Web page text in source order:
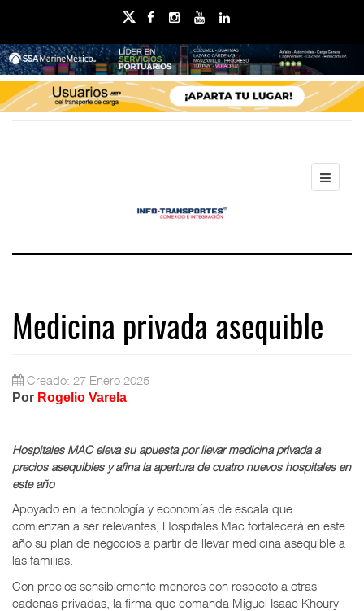
Medicina privada asequible
Creado: 27 Enero 2025
Por Rogelio Varela
Hospitales MAC eleva su apuesta por llevar medicina privada a
precios asequibles y afina la apertura de cuatro nuevos hospitales en
este año
Apoyado en la tecnología y economías de escala que
comienzan a ser relevantes, Hospitales Mac fortalecerá en este
año su plan de negocios a partir de llevar medicina asequible a
las familias.
Con precios sensiblemente menores con respecto a otras
cadenas privadas, la firma que comanda Miguel Isaac Khoury